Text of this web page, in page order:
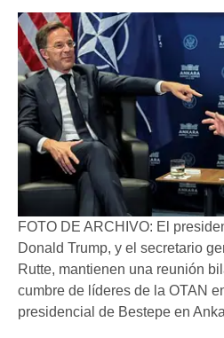
FOTO DE ARCHIVO: El
Donald Trump, y el secretario
Rutte, mantienen una reunión
cumbre de líderes de la OTAN
presidencial de Bestepe en